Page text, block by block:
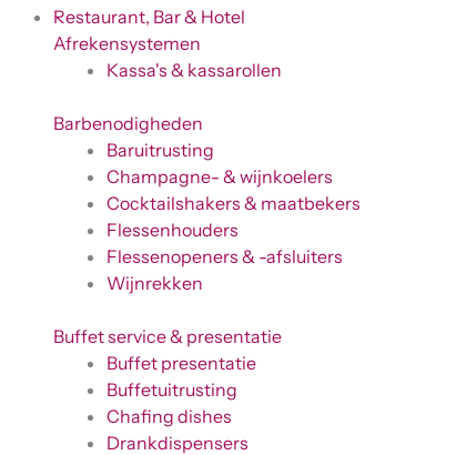
Restaurant, Bar & Hotel
Afrekensystemen
Kassa's & kassarollen
Barbenodigheden
Baruitrusting
Champagne- & wijnkoelers
Cocktailshakers & maatbekers
Flessenhouders
Flessenopeners & -afsluiters
Wijnrekken
Buffet service & presentatie
Buffet presentatie
Buffetuitrusting
Chafing dishes
Drankdispensers